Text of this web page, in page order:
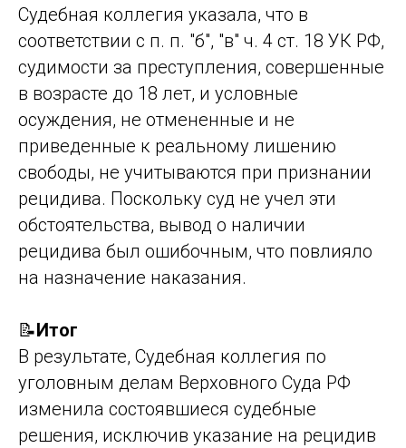
Судебная коллегия указала, что в
соответствии с п. п. "б", "в" ч. 4 ст. 18 УК РФ,
судимости за преступления, совершенные
в возрасте до 18 лет, и условные
осуждения, не отмененные и не
приведенные к реальному лишению
свободы, не учитываются при признании
рецидива. Поскольку суд не учел эти
обстоятельства, вывод о наличии
рецидива был ошибочным, что повлияло
на назначение наказания.
📝Итог
В результате, Судебная коллегия по
уголовным делам Верховного Суда РФ
изменила состоявшиеся судебные
решения, исключив указание на рецидив